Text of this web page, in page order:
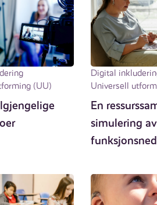
(UU)
Digital
Universell
En
simulering av